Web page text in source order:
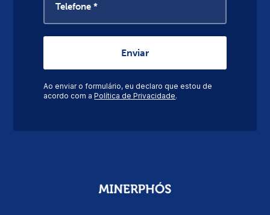
Telefone *
Ao enviar o formulário, eu declaro que estou de
acordo com aPolítica de Privacidade.